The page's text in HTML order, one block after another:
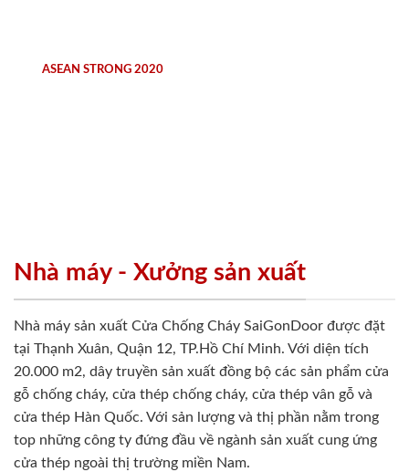
ASEAN STRONG 2020
Nhà máy - Xưởng sản xuất
Nhà máy sản xuất Cửa Chống Cháy SaiGonDoor được đặt
tại Thạnh Xuân, Quận 12, TP.Hồ Chí Minh. Với diện tích
20.000 m2, dây truyền sản xuất đồng bộ các sản phẩm cửa
gỗ chống cháy, cửa thép chống cháy, cửa thép vân gỗ và
cửa thép Hàn Quốc. Với sản lượng và thị phần nằm trong
top những công ty đứng đầu về ngành sản xuất cung ứng
cửa thép ngoài thị trường miền Nam.